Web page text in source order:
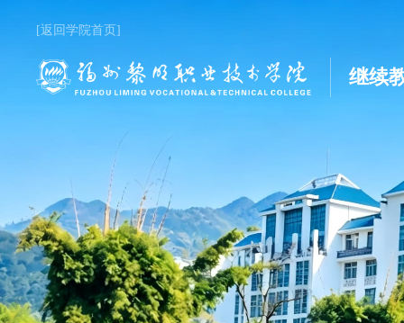
[返回学院首页]
继续